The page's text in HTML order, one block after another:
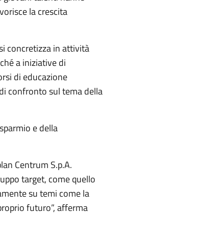
la crescita
concretizza in attività
a iniziative di
di educazione
confronto sul tema della
e della
Centrum S.p.A.
target, come quello
su temi come la
futuro”, afferma